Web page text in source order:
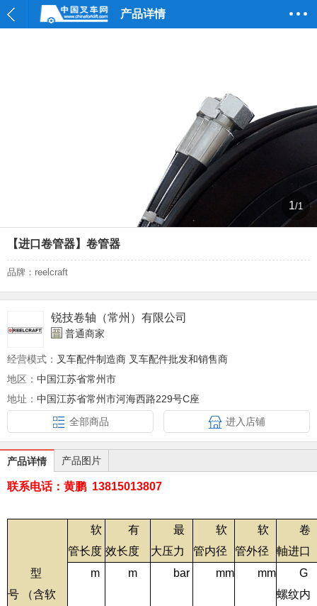
产品详情
1/1
【进口卷管器】卷管器
品牌：reelcraft
锐技卷轴（常州）有限公司
普通商家
经营模式： 叉车配件制造商 叉车配件批发和销售商
地区： 中国江苏省常州市
地址： 中国江苏省常州市河海西路229号C座
全部商品
进入店铺
产品详情 产品图片
联系电话：黄鹏 13815013807
型
号 （含软
软
管长度
有
效长度
最
大压力
软
管内径
软
管外径
卷
軸进口
m
m bar mm mm
G
螺纹内